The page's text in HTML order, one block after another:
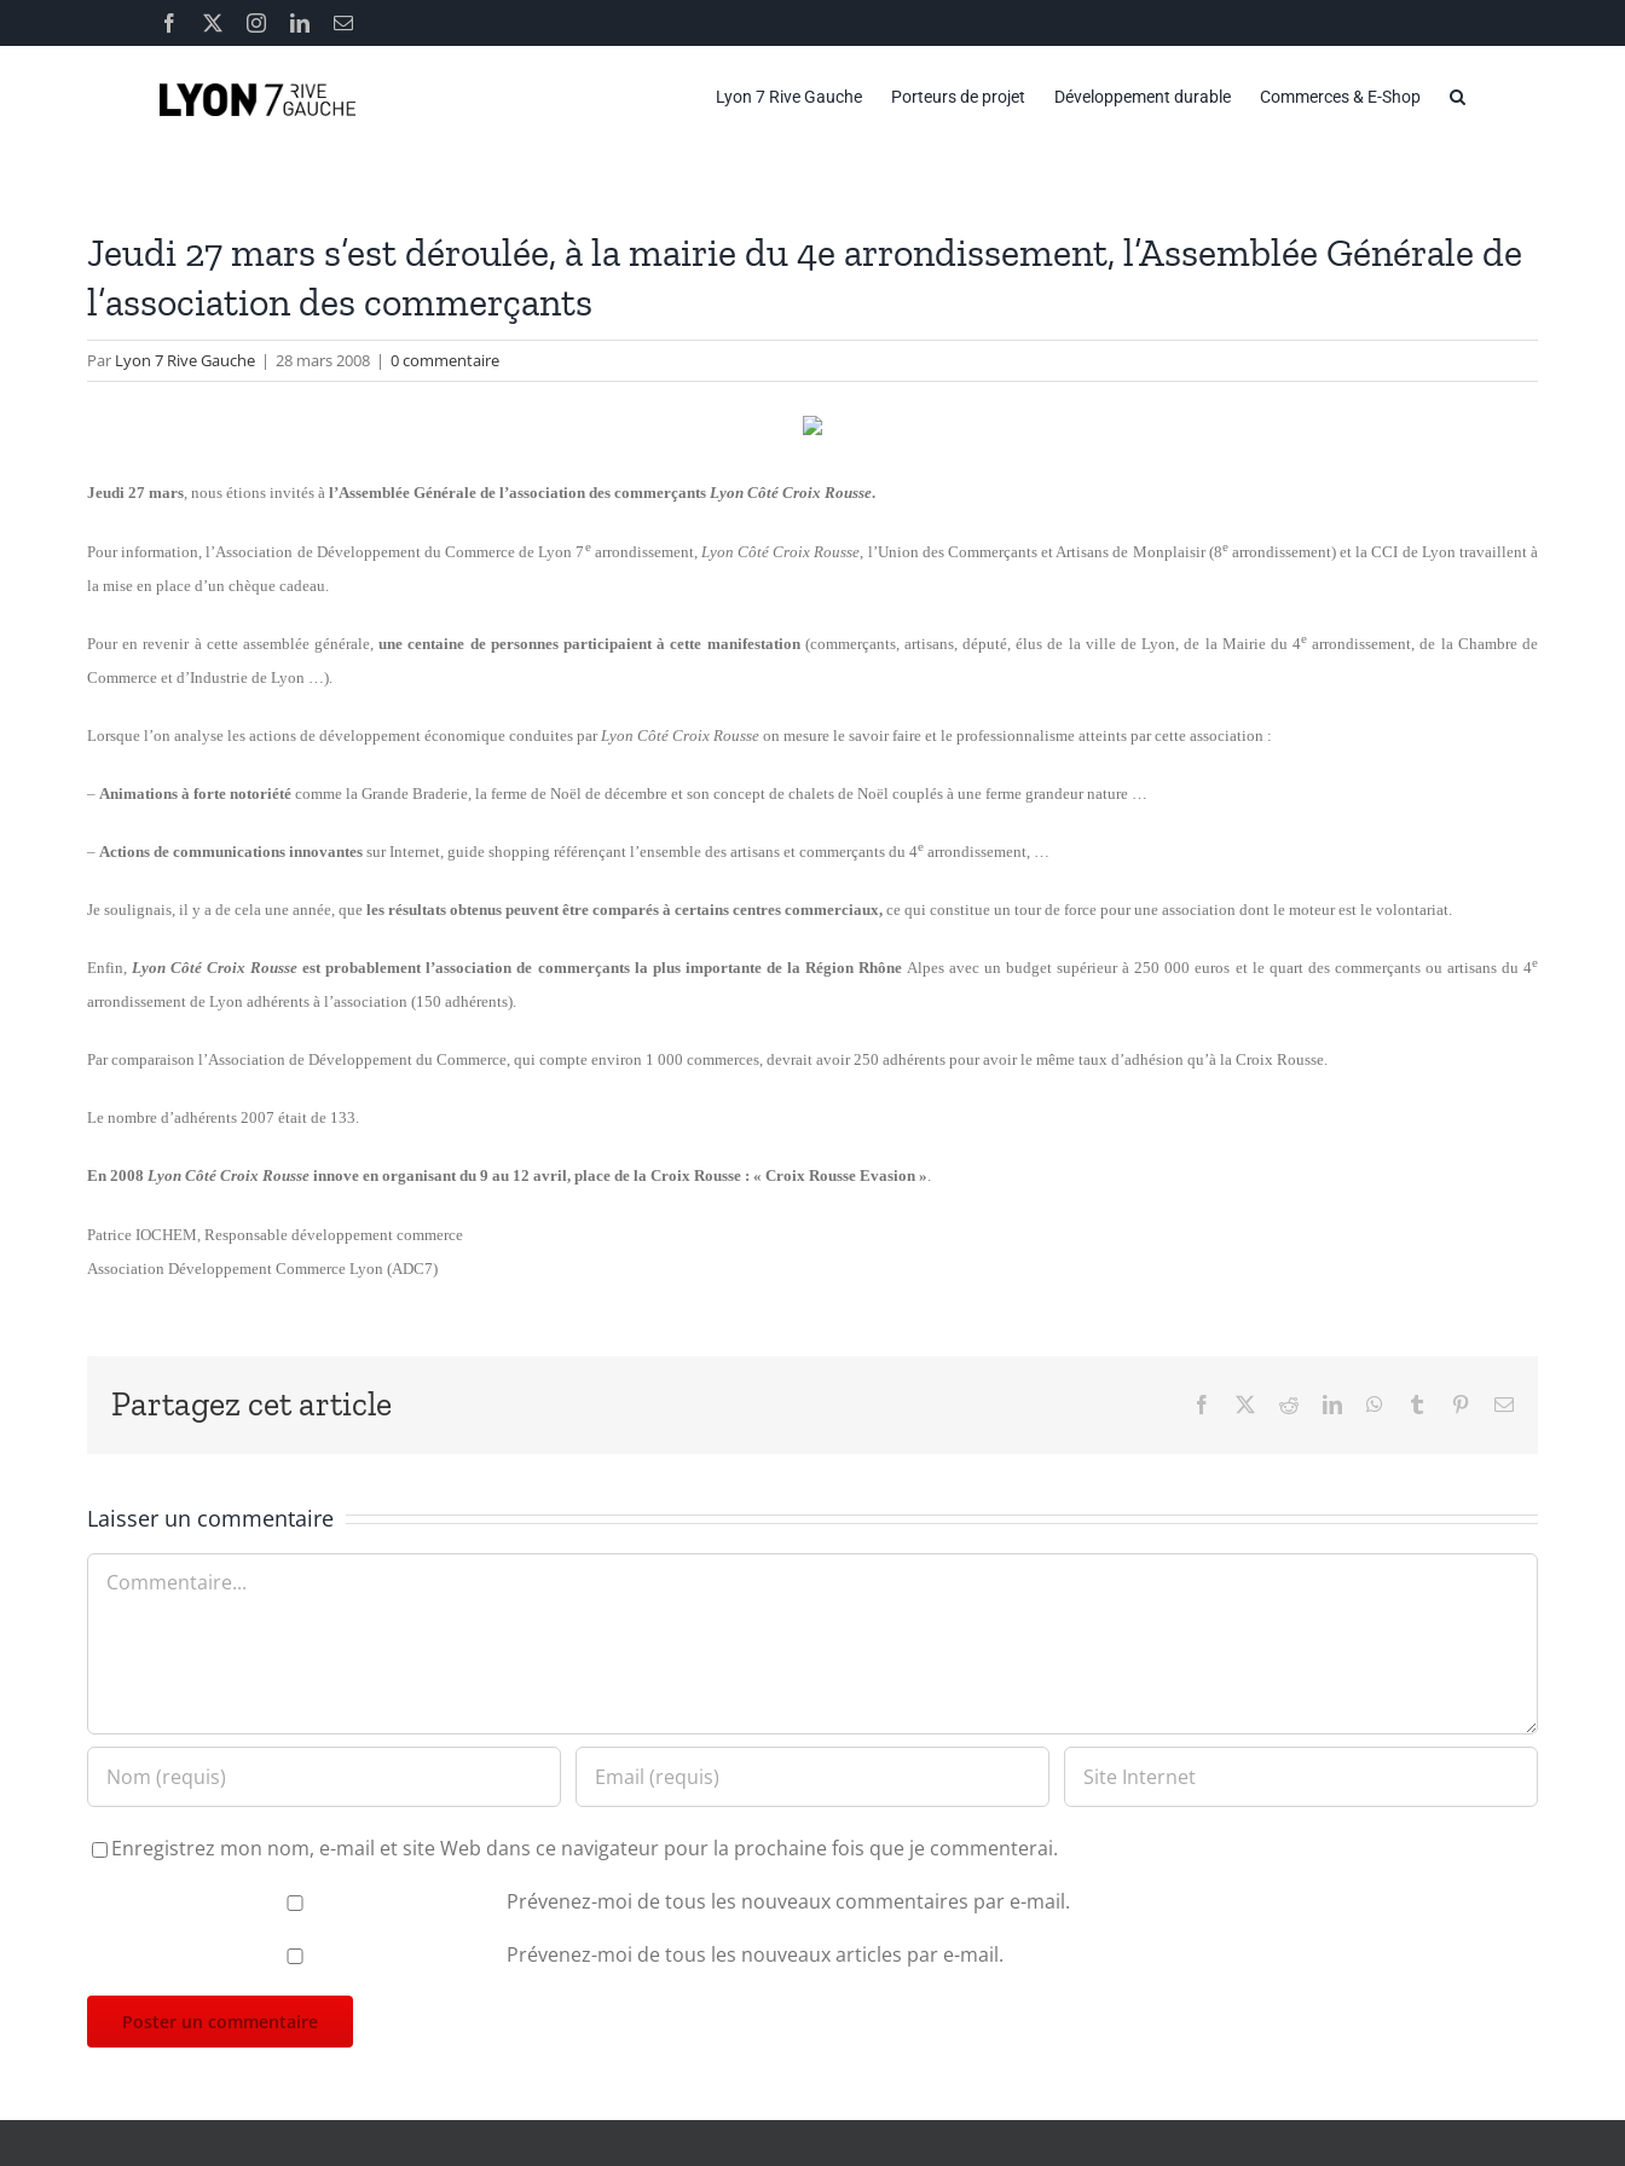
au
Facebook InstagramLinkedInEmail
Lyon 7 Rive Gauche Porteurs de projet Développement durable Commerces & E-Shop
Jeudi 27 mars s’est déroulée, à la mairie du 4e arrondissement, l’Assemblée Générale de
l’association des commerçants
Par Lyon 7 Rive Gauche | 28 mars 2008 | 0 commentaire
Jeudi 27 mars, nous étions invités à l’Assemblée Générale de l’association des commerçants Lyon Côté Croix Rousse.
Pour information, l’Association de Développement du Commerce de Lyon 7earrondissement, Lyon Côté Croix Rousse, l’Union des Commerçants et Artisans de Monplaisir (8earrondissement) et la CCI de Lyon travaillent à
la mise en place d’un chèque cadeau.
Pour en revenir à cette assemblée générale,une centaine de personnes participaient à cette manifestation(commerçants, artisans, député, élus de la ville de Lyon, de la Mairie du 4e arrondissement, de la Chambre de
Commerce et d’Industrie de Lyon …).
Lorsque l’on analyse les actions de développement économique conduites parLyon Côté Croix Rousse on mesure le savoir faire et le professionnalisme atteints par cette association :
– Animations à forte notoriété comme la Grande Braderie, la ferme de Noël de décembre et son concept de chalets de Noël couplés à une ferme grandeur nature …
– Actions de communications innovantes sur Internet, guide shopping référençant l’ensemble des artisans et commerçants du 4e arrondissement, …
Je soulignais, il y a de cela une année, que les résultats obtenus peuvent être comparés à certains centres commerciaux, ce qui constitue un tour de force pour une association dont le moteur est le volontariat.
Enfin,Lyon Côté Croix Rousse est probablement l’association de commerçants la plus importante de la Région RhôneAlpes avec un budget supérieur à 250 000 euros et le quart des commerçants ou artisans du 4e
arrondissement de Lyon adhérents à l’association (150 adhérents).
Par comparaison l’Association de Développement du Commerce, qui compte environ 1 000 commerces, devrait avoir 250 adhérents pour avoir le même taux d’adhésion qu’à la Croix Rousse.
Le nombre d’adhérents 2007 était de 133.
En 2008 Lyon Côté Croix Rousse innove en organisant du 9 au 12 avril, place de la Croix Rousse : « Croix Rousse Evasion ».
Patrice IOCHEM, Responsable développement commerce
Association Développement Commerce Lyon (ADC7)
Partagez cet article Facebook RedditLinkedInWhatsApp
Tumblr PinterestEmail
Laisser un commentaire
Commentaire
Enregistrez mon nom, e-mail et site Web dans ce navigateur pour la prochaine fois que je commenterai.
Prévenez-moi de tous les nouveaux commentaires par e-mail.
Prévenez-moi de tous les nouveaux articles par e-mail.